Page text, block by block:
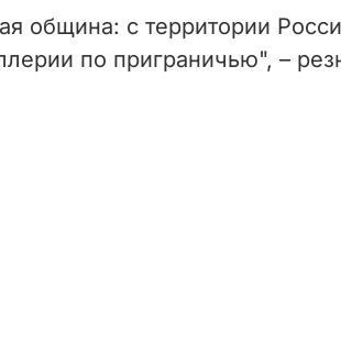
община: с территории
по приграничью", –